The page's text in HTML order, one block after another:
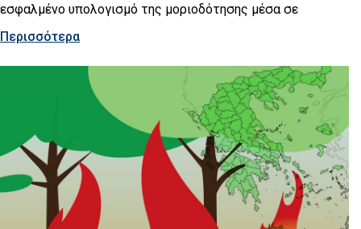
εσφαλμένο υπολογισμό της μοριοδότησης μέσα σε
Περισσότερα